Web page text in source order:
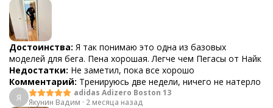
Достоинства: Я так понимаю это одна из базовых
моделей для бега. Пена хорошая. Легче чем Пегасы от Найк
Недостатки: Не заметил, пока все хорошо
Комментарий: Тренируюсь две недели, ничего не натерло
Я
adidas Adizero Boston 13
Якунин Вадим · 2 месяца назад